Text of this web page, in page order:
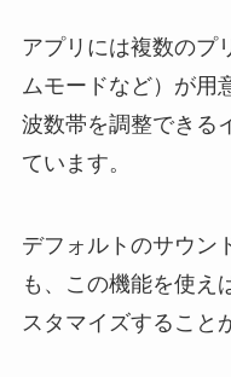
アプリには複数のプ
ムモードなど）が用
波数帯を調整できる
ています。
デフォルトのサウン
も、この機能を使え
スタマイズすること